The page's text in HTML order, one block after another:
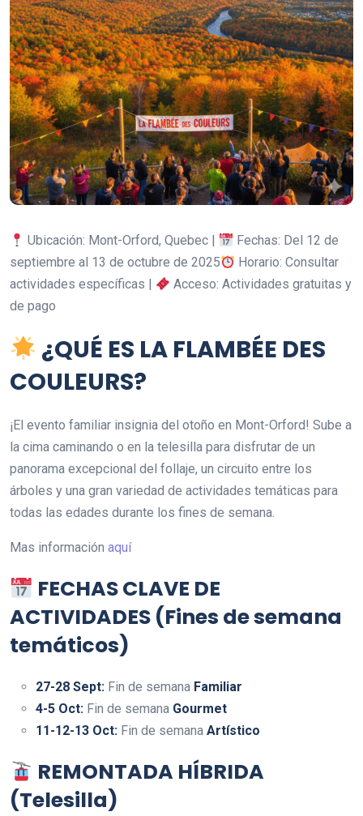
Ubicación: Mont-Orford, Quebec |
Fechas: Del 12 de
septiembre al 13 de octubre de 2025
Horario: Consultar
actividades específicas |
Acceso: Actividades gratuitas y
de pago
¿QUÉ ES LA FLAMBÉE DES
COULEURS?
¡El evento familiar insignia del otoño en Mont-Orford! Sube a
la cima caminando o en la telesilla para disfrutar de un
panorama excepcional del follaje, un circuito entre los
árboles y una gran variedad de actividades temáticas para
todas las edades durante los fines de semana.
Mas información aquí
FECHAS CLAVE DE
ACTIVIDADES (Fines de semana
temáticos)
27-28 Sept: Fin de semana Familiar
4-5 Oct: Fin de semana Gourmet
11-12-13 Oct: Fin de semana Artístico
REMONTADA HÍBRIDA
(Telesilla)